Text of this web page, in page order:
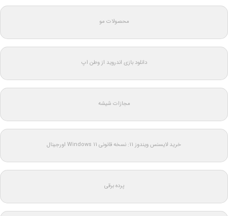
محصولات مو
دانلود بازی اندروید از وطن اپ
مجازات شیشه
خرید لایسنس ویندوز 11: نسخه قانونی Windows 11 اورجینال
پرده برقی